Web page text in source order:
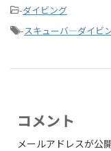
-ダイビング
-スキューバ―ダイビ
コメント
メールアドレスが公